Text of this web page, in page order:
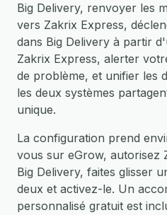
Big Delivery, renvoyer les
vers Zakrix Express,
dans Big Delivery à partir
Zakrix Express, alerter
de problème, et unifier les
les deux systèmes
unique.
La configuration prend
vous sur eGrow, autorisez
Big Delivery, faites glisser
deux et activez-le. Un
personnalisé gratuit est